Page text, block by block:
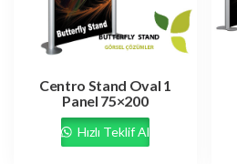
Centro Stand Oval 1
Panel 75×200
Hızlı Teklif Al